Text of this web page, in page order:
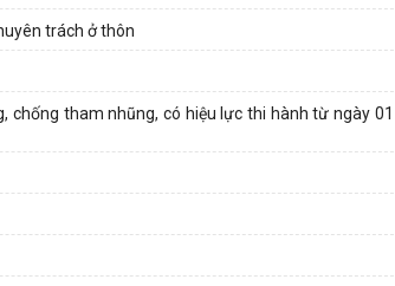
trách ở thôn
chống tham nhũng, có hiệu lực thi hành từ ngày